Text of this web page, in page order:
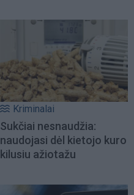
Kriminalai
Sukčiai nesnaudžia:
naudojasi dėl kietojo kuro
kilusiu ažiotažu